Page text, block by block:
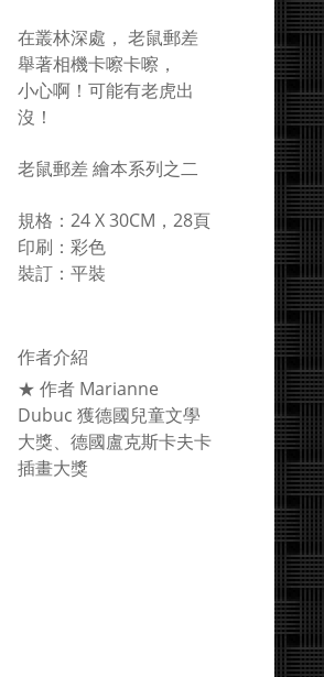
在叢林深處， 老鼠郵差
舉著相機卡嚓卡嚓，
小心啊！可能有老虎出
沒！
老鼠郵差 繪本系列之二
規格：24 X 30CM，28頁
印刷：彩色
裝訂：平裝
作者介紹
★ 作者 Marianne
Dubuc 獲德國兒童文學
大獎、德國盧克斯卡夫卡
插畫大獎